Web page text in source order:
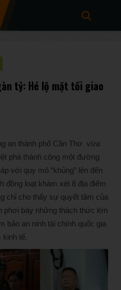
tỷ: Hé lộ mặt tối giao
an thành phố Cần Thơ vừa
phá thành công một đường
với quy mô “khủng” lên đến
đồng loạt khám xét 8 địa điểm
chỉ cho thấy sự quyết tâm của
bày những thách thức lớn
bảo an ninh tài chính quốc gia
kinh tế.